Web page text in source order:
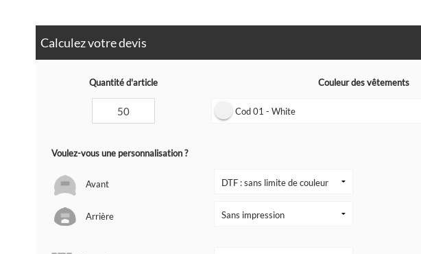
Calculez votre devis
Quantité d'article Couleur des vêtements
Cod 01 - White
Voulez-vous une personnalisation ?
Avant
Arrière